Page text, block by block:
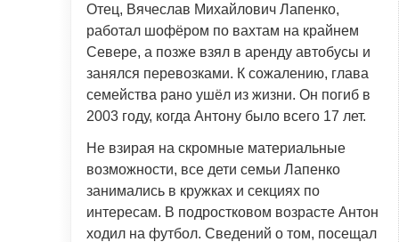
Отец, Вячеслав Михайлович Лапенко,
работал шофёром по вахтам на крайнем
Севере, а позже взял в аренду автобусы и
занялся перевозками. К сожалению, глава
семейства рано ушёл из жизни. Он погиб в
2003 году, когда Антону было всего 17 лет.
Не взирая на скромные материальные
возможности, все дети семьи Лапенко
занимались в кружках и секциях по
интересам. В подростковом возрасте Антон
ходил на футбол. Сведений о том, посещал